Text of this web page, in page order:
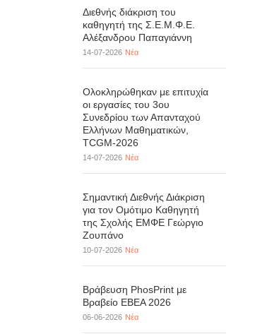
Διεθνής διάκριση του
καθηγητή της Σ.Ε.Μ.Φ.Ε.
Αλέξανδρου Παπαγιάννη
14-07-2026 Νέα
Ολοκληρώθηκαν με επιτυχία
οι εργασίες του 3ου
Συνεδρίου των Απανταχού
Ελλήνων Μαθηματικών,
TCGM-2026
14-07-2026 Νέα
Σημαντική Διεθνής Διάκριση
για τον Ομότιμο Καθηγητή
της Σχολής ΕΜΦΕ Γεώργιο
Ζουπάνο
10-07-2026 Νέα
Βράβευση PhosPrint με
Βραβείο ΕΒΕΑ 2026
06-06-2026 Νέα